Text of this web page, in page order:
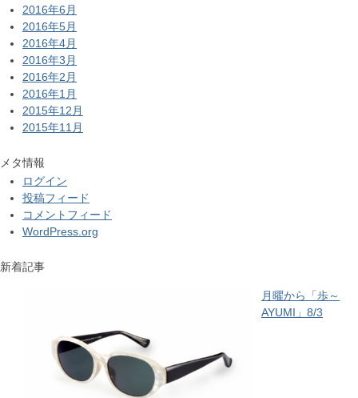
2016年6月
2016年5月
2016年4月
2016年3月
2016年2月
2016年1月
2015年12月
2015年11月
メタ情報
ログイン
投稿フィード
コメントフィード
WordPress.org
新着記事
月曜から「歩～
AYUMI」8/3